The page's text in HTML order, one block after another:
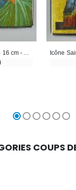
COUPS